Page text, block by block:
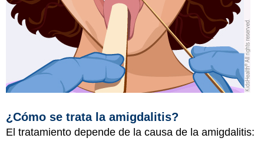
¿Cómo se trata la amigdalitis?
El tratamiento depende de la causa de la amigdalitis: